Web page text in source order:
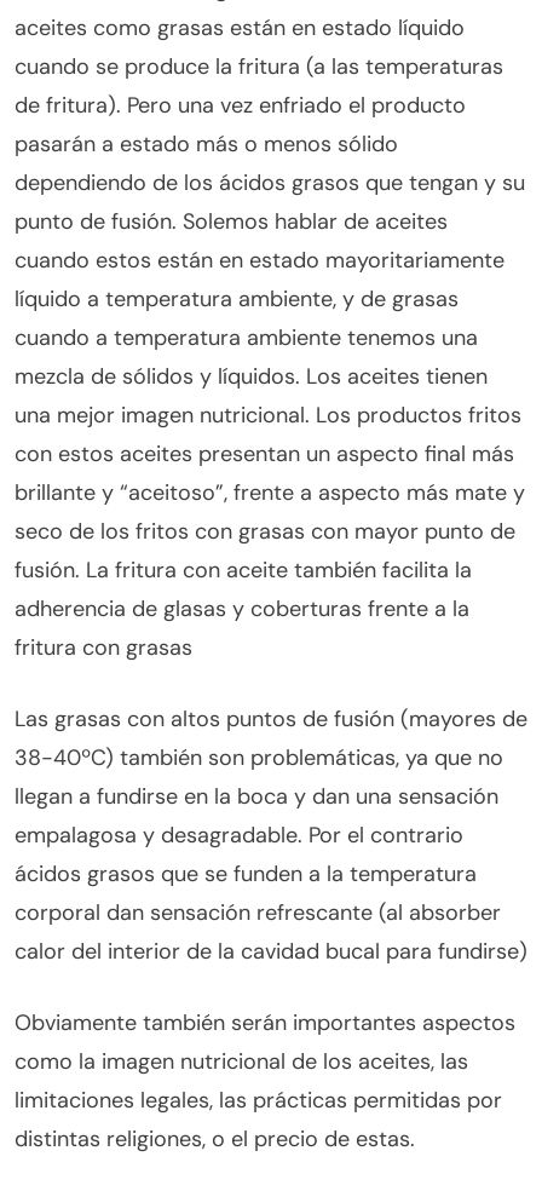
aceites como grasas están en estado líquido
cuando se produce la fritura (a las temperaturas
de fritura). Pero una vez enfriado el producto
pasarán a estado más o menos sólido
dependiendo de los ácidos grasos que tengan y su
punto de fusión. Solemos hablar de aceites
cuando estos están en estado mayoritariamente
líquido a temperatura ambiente, y de grasas
cuando a temperatura ambiente tenemos una
mezcla de sólidos y líquidos. Los aceites tienen
una mejor imagen nutricional. Los productos fritos
con estos aceites presentan un aspecto final más
brillante y “aceitoso”, frente a aspecto más mate y
seco de los fritos con grasas con mayor punto de
fusión. La fritura con aceite también facilita la
adherencia de glasas y coberturas frente a la
fritura con grasas
Las grasas con altos puntos de fusión (mayores de
38-40ºC) también son problemáticas, ya que no
llegan a fundirse en la boca y dan una sensación
empalagosa y desagradable. Por el contrario
ácidos grasos que se funden a la temperatura
corporal dan sensación refrescante (al absorber
calor del interior de la cavidad bucal para fundirse)
Obviamente también serán importantes aspectos
como la imagen nutricional de los aceites, las
limitaciones legales, las prácticas permitidas por
distintas religiones, o el precio de estas.